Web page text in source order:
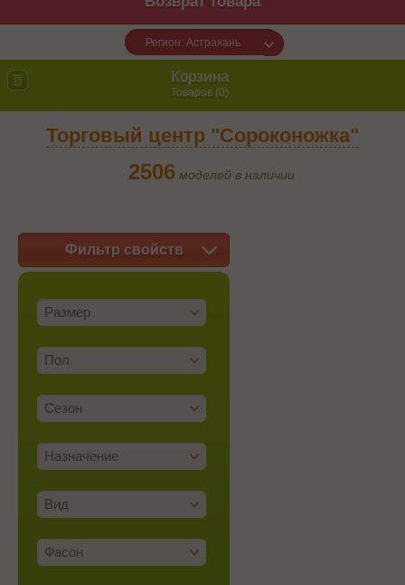
Регион: Астрахань
Корзина
Товаров (0)
Торговый центр "Сороконожка"
2506 моделей в наличии
Фильтр свойств
Размер
Пол
Сезон
Назначение
Вид
Фасон